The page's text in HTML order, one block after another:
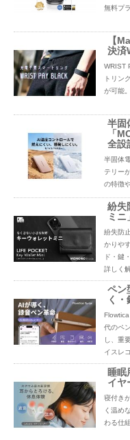
無料プ
【
決済
WRIST
トリン
が可能
半固
「
全設
半固体
テリー
の特徴
紛失
ミ
紛失防
かりや
ド・鍵
詳しく
ペン
く
代のペ
し、重
イスレ
睡
イヤ
寝付き
く温め
わる仕